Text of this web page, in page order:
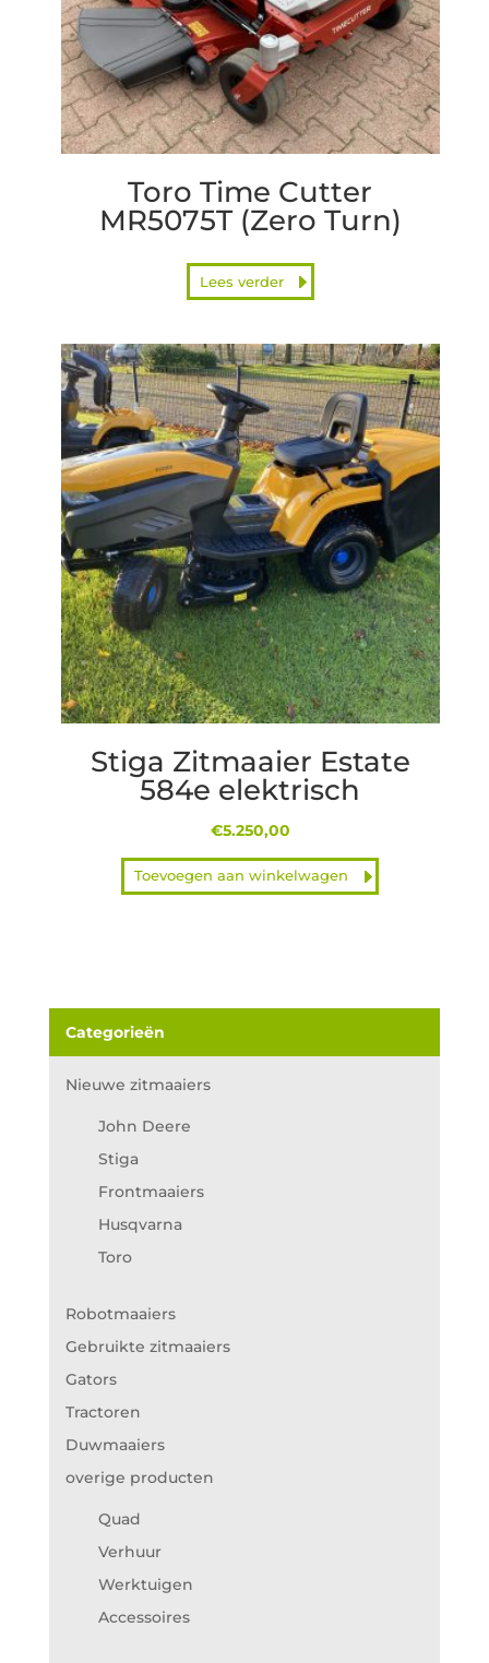
Toro Time Cutter
MR5075T (Zero Turn)
Lees verder
Stiga Zitmaaier Estate
584e elektrisch
€5.250,00
Toevoegen aan winkelwagen
Categorieën
Nieuwe zitmaaiers
John Deere
Stiga
Frontmaaiers
Husqvarna
Toro
Robotmaaiers
Gebruikte zitmaaiers
Gators
Tractoren
Duwmaaiers
overige producten
Quad
Verhuur
Werktuigen
Accessoires